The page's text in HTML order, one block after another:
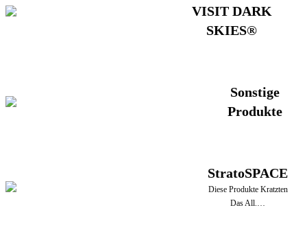
VISIT DARK
SKIES®
Sonstige
Produkte
StratoSPACE
Diese Produkte Kratzten
Das All.…